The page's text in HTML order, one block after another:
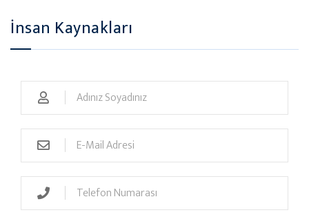
İnsan Kaynakları